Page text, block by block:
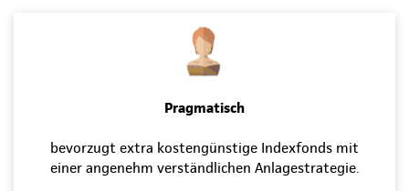
Pragmatisch
bevorzugt extra kostengünstige Indexfonds mit
einer angenehm verständlichen Anlagestrategie.